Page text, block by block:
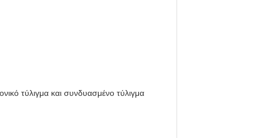
τύλιγμα και συνδυασμένο τύλιγμα